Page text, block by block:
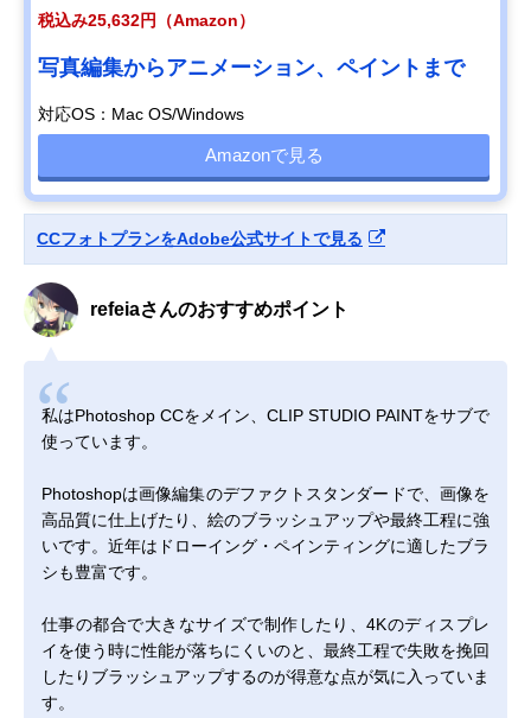
税込み25,632円（Amazon）
写真編集からアニメーション、ペイントまで
対応OS：Mac OS/Windows
Amazonで見る
CCフォトプランをAdobe公式サイトで見る
refeiaさんのおすすめポイント
私はPhotoshop CCをメイン、CLIP STUDIO PAINTをサブで
使っています。
Photoshopは画像編集のデファクトスタンダードで、画像を
高品質に仕上げたり、絵のブラッシュアップや最終工程に強
いです。近年はドローイング・ペインティングに適したブラ
シも豊富です。
仕事の都合で大きなサイズで制作したり、4Kのディスプレ
イを使う時に性能が落ちにくいのと、最終工程で失敗を挽回
したりブラッシュアップするのが得意な点が気に入っていま
す。